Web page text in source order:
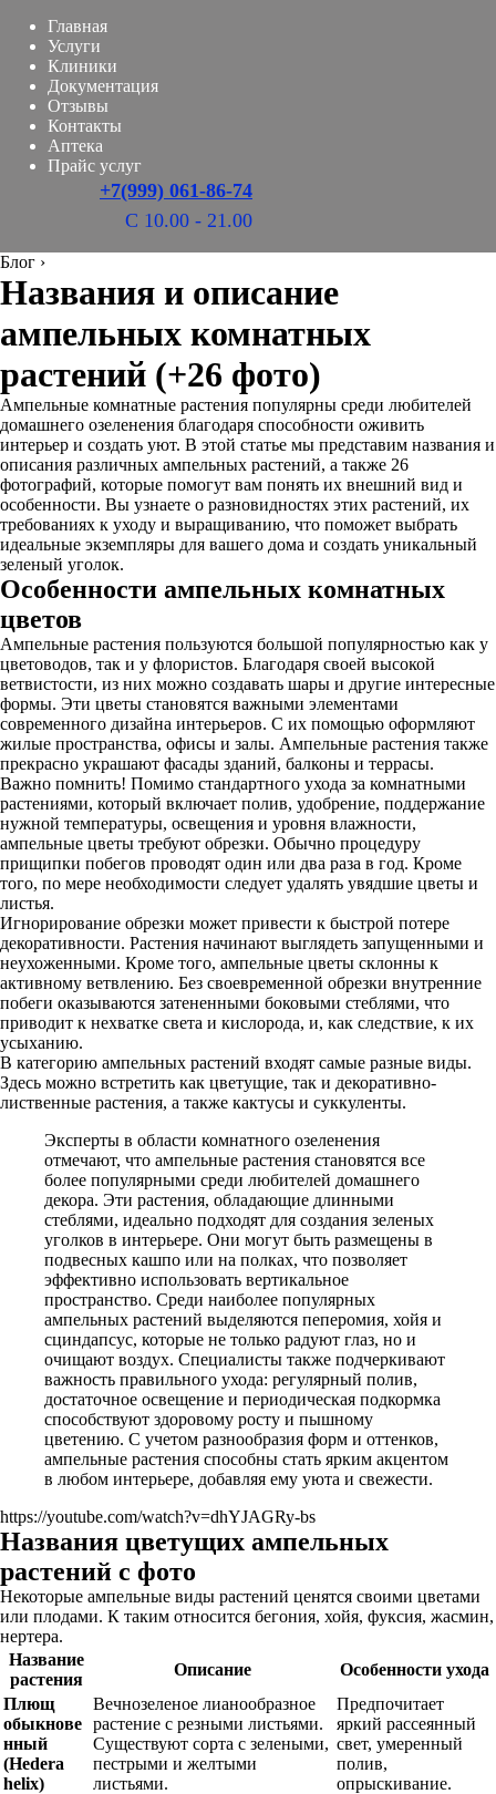
Главная
Услуги
Клиники
Документация
Отзывы
Контакты
Аптека
Прайс услуг
+7(999) 061-86-74
С 10.00 - 21.00
Блог ›
Названия и описание
ампельных комнатных
растений (+26 фото)
Ампельные комнатные растения популярны среди любителей
домашнего озеленения благодаря способности оживить
интерьер и создать уют. В этой статье мы представим названия и
описания различных ампельных растений, а также 26
фотографий, которые помогут вам понять их внешний вид и
особенности. Вы узнаете о разновидностях этих растений, их
требованиях к уходу и выращиванию, что поможет выбрать
идеальные экземпляры для вашего дома и создать уникальный
зеленый уголок.
Особенности ампельных комнатных
цветов
Ампельные растения пользуются большой популярностью как у
цветоводов, так и у флористов. Благодаря своей высокой
ветвистости, из них можно создавать шары и другие интересные
формы. Эти цветы становятся важными элементами
современного дизайна интерьеров. С их помощью оформляют
жилые пространства, офисы и залы. Ампельные растения также
прекрасно украшают фасады зданий, балконы и террасы.
Важно помнить! Помимо стандартного ухода за комнатными
растениями, который включает полив, удобрение, поддержание
нужной температуры, освещения и уровня влажности,
ампельные цветы требуют обрезки. Обычно процедуру
прищипки побегов проводят один или два раза в год. Кроме
того, по мере необходимости следует удалять увядшие цветы и
листья.
Игнорирование обрезки может привести к быстрой потере
декоративности. Растения начинают выглядеть запущенными и
неухоженными. Кроме того, ампельные цветы склонны к
активному ветвлению. Без своевременной обрезки внутренние
побеги оказываются затененными боковыми стеблями, что
приводит к нехватке света и кислорода, и, как следствие, к их
усыханию.
В категорию ампельных растений входят самые разные виды.
Здесь можно встретить как цветущие, так и декоративно-
лиственные растения, а также кактусы и суккуленты.
Эксперты в области комнатного озеленения
отмечают, что ампельные растения становятся все
более популярными среди любителей домашнего
декора. Эти растения, обладающие длинными
стеблями, идеально подходят для создания зеленых
уголков в интерьере. Они могут быть размещены в
подвесных кашпо или на полках, что позволяет
эффективно использовать вертикальное
пространство. Среди наиболее популярных
ампельных растений выделяются пеперомия, хойя и
сциндапсус, которые не только радуют глаз, но и
очищают воздух. Специалисты также подчеркивают
важность правильного ухода: регулярный полив,
достаточное освещение и периодическая подкормка
способствуют здоровому росту и пышному
цветению. С учетом разнообразия форм и оттенков,
ампельные растения способны стать ярким акцентом
в любом интерьере, добавляя ему уюта и свежести.
https://youtube.com/watch?v=dhYJAGRy-bs
Названия цветущих ампельных
растений с фото
Некоторые ампельные виды растений ценятся своими цветами
или плодами. К таким относится бегония, хойя, фуксия, жасмин,
нертера.
Название
растения
Описание
Особенности ухода
Плющ
обыкнове
нный
(Hedera
helix)
Вечнозеленое лианообразное
растение с резными листьями.
Существуют сорта с зелеными,
пестрыми и желтыми
листьями.
Предпочитает
яркий рассеянный
свет, умеренный
полив,
опрыскивание.